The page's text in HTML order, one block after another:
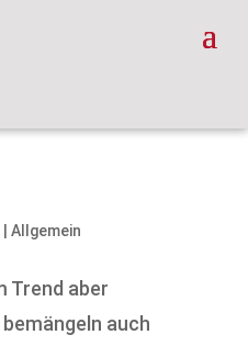
| Allgemein
Trend aber
auch